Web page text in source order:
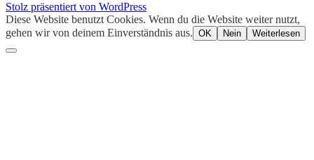
Stolz präsentiert von WordPress
Diese Website benutzt Cookies. Wenn du die Website weiter nutzt,
gehen wir von deinem Einverständnis aus. OK Nein Weiterlesen